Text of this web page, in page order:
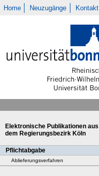
Home Neuzugänge Kontakt
Elektronische Publikationen aus
dem Regierungsbezirk Köln
Pflichtabgabe
Ablieferungsverfahren